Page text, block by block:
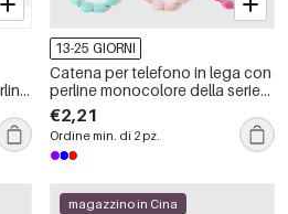
13-25 GIORNI
Catena per telefono in lega con
perline monocolore della serie
Simple.
€2,21
Ordine min. di 2 pz.
magazzino in Cina